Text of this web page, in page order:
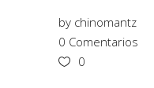
by chinomantz
0 Comentarios
0